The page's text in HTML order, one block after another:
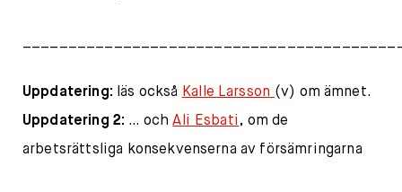
Uppdatering: läs också Kalle Larsson (v) om ämnet.
Uppdatering 2: … ochAli Esbati , om de
arbetsrättsliga konsekvenserna av försämringarna